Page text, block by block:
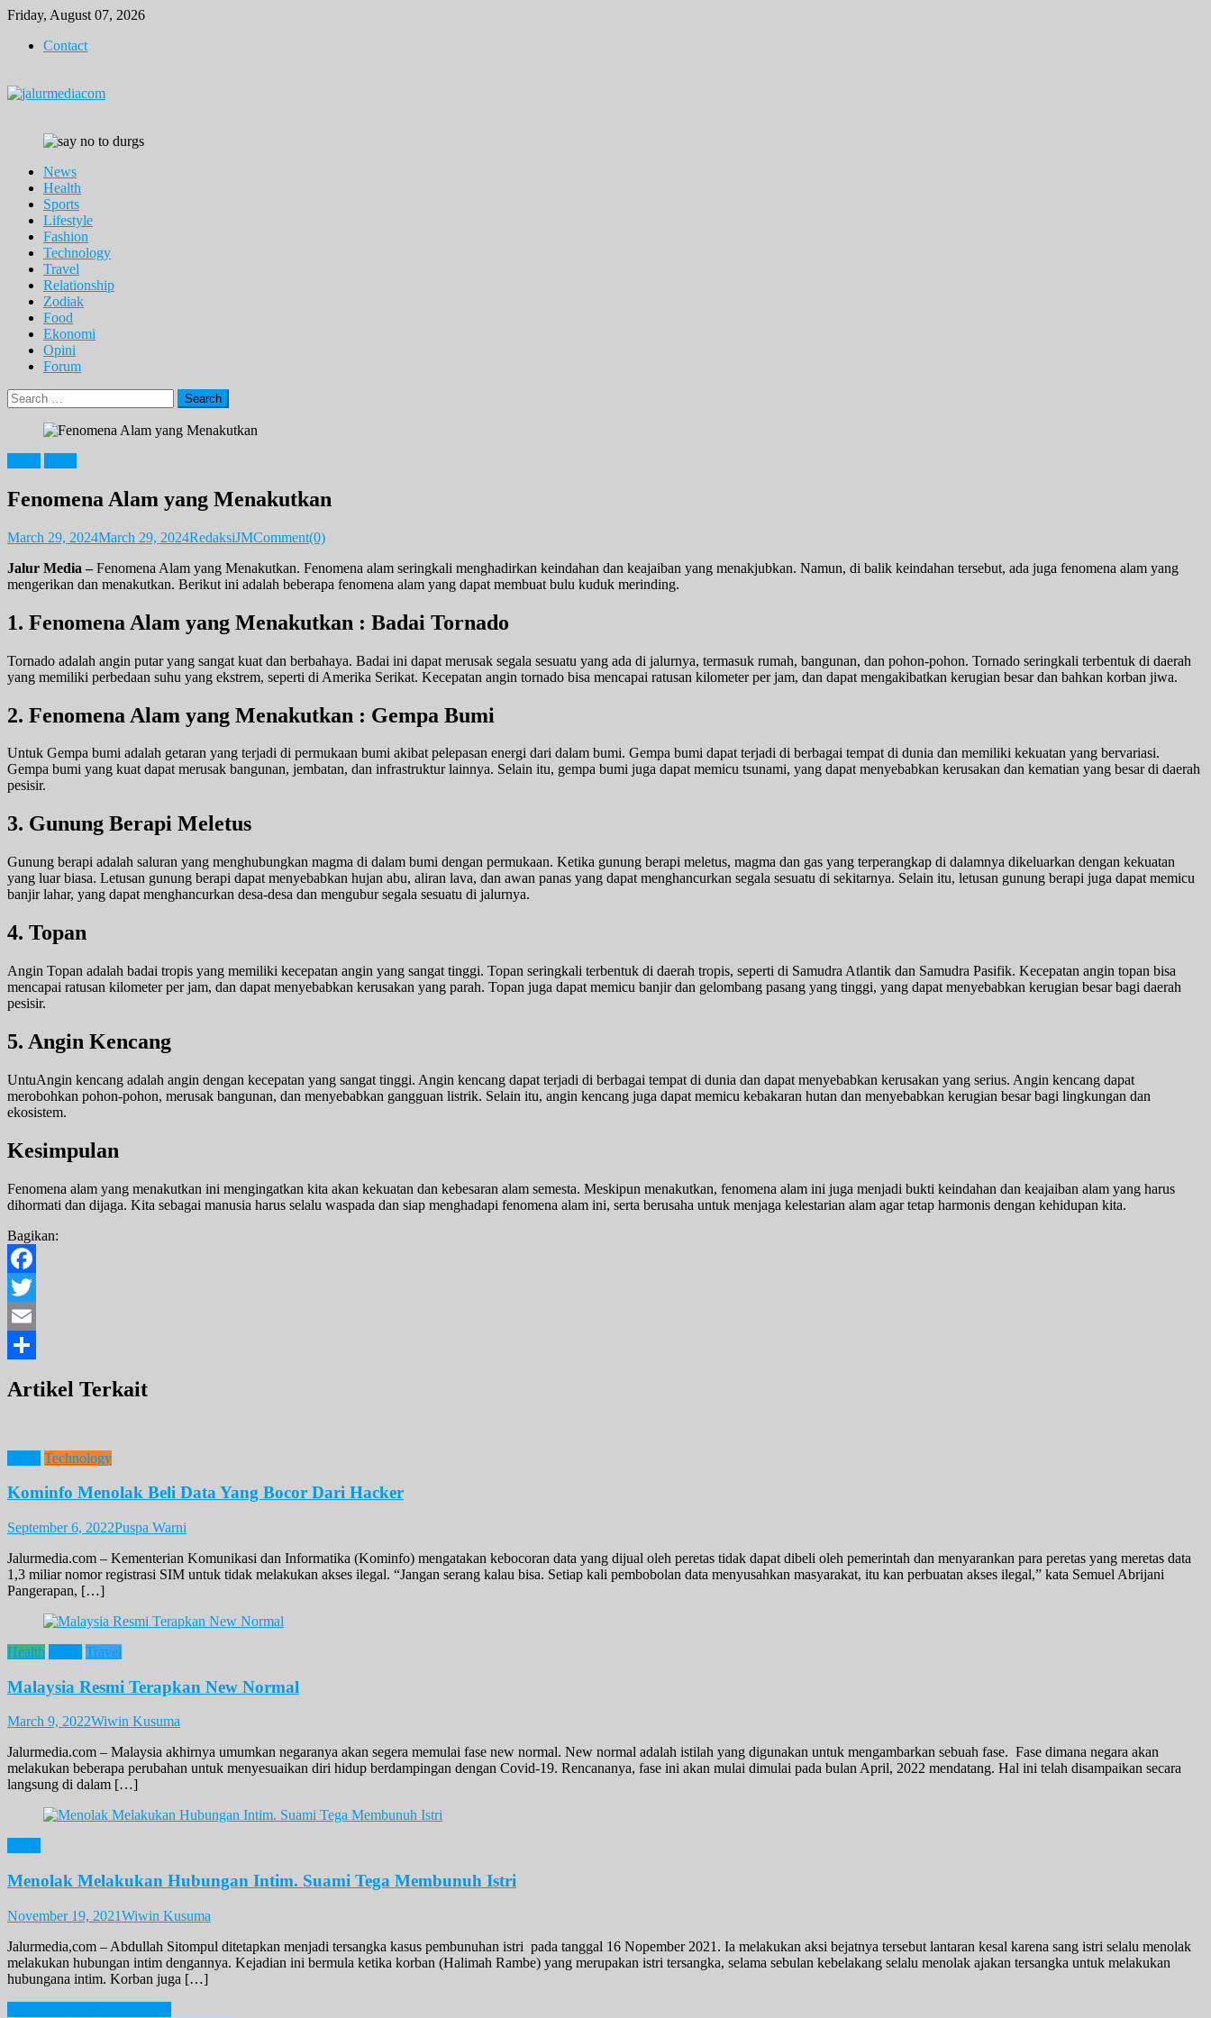
Skip
content
Friday, August 07, 2026
Contact
News
Health
Sports
Lifestyle
Fashion
Technology
Travel
Relationship
Zodiak
Food
Ekonomi
Opini
Forum
Search
for:
Fenomena Alam yang Menakutkan
March 29, 2024March 29, 2024RedaksiJMComment(0)
Jalur Media – Fenomena Alam yang Menakutkan. Fenomena alam seringkali menghadirkan keindahan dan keajaiban yang menakjubkan. Namun, di balik keindahan tersebut, ada juga fenomena alam yang
mengerikan dan menakutkan. Berikut ini adalah beberapa fenomena alam yang dapat membuat bulu kuduk merinding.
1. Fenomena Alam yang Menakutkan : Badai Tornado
Tornado adalah angin putar yang sangat kuat dan berbahaya. Badai ini dapat merusak segala sesuatu yang ada di jalurnya, termasuk rumah, bangunan, dan pohon-pohon. Tornado seringkali terbentuk di daerah
yang memiliki perbedaan suhu yang ekstrem, seperti di Amerika Serikat. Kecepatan angin tornado bisa mencapai ratusan kilometer per jam, dan dapat mengakibatkan kerugian besar dan bahkan korban jiwa.
2. Fenomena Alam yang Menakutkan : Gempa Bumi
Untuk Gempa bumi adalah getaran yang terjadi di permukaan bumi akibat pelepasan energi dari dalam bumi. Gempa bumi dapat terjadi di berbagai tempat di dunia dan memiliki kekuatan yang bervariasi.
Gempa bumi yang kuat dapat merusak bangunan, jembatan, dan infrastruktur lainnya. Selain itu, gempa bumi juga dapat memicu tsunami, yang dapat menyebabkan kerusakan dan kematian yang besar di daerah
pesisir.
3. Gunung Berapi Meletus
Gunung berapi adalah saluran yang menghubungkan magma di dalam bumi dengan permukaan. Ketika gunung berapi meletus, magma dan gas yang terperangkap di dalamnya dikeluarkan dengan kekuatan
yang luar biasa. Letusan gunung berapi dapat menyebabkan hujan abu, aliran lava, dan awan panas yang dapat menghancurkan segala sesuatu di sekitarnya. Selain itu, letusan gunung berapi juga dapat memicu
banjir lahar, yang dapat menghancurkan desa-desa dan mengubur segala sesuatu di jalurnya.
4. Topan
Angin Topan adalah badai tropis yang memiliki kecepatan angin yang sangat tinggi. Topan seringkali terbentuk di daerah tropis, seperti di Samudra Atlantik dan Samudra Pasifik. Kecepatan angin topan bisa
mencapai ratusan kilometer per jam, dan dapat menyebabkan kerusakan yang parah. Topan juga dapat memicu banjir dan gelombang pasang yang tinggi, yang dapat menyebabkan kerugian besar bagi daerah
pesisir.
5. Angin Kencang
UntuAngin kencang adalah angin dengan kecepatan yang sangat tinggi. Angin kencang dapat terjadi di berbagai tempat di dunia dan dapat menyebabkan kerusakan yang serius. Angin kencang dapat
merobohkan pohon-pohon, merusak bangunan, dan menyebabkan gangguan listrik. Selain itu, angin kencang juga dapat memicu kebakaran hutan dan menyebabkan kerugian besar bagi lingkungan dan
ekosistem.
Kesimpulan
Fenomena alam yang menakutkan ini mengingatkan kita akan kekuatan dan kebesaran alam semesta. Meskipun menakutkan, fenomena alam ini juga menjadi bukti keindahan dan keajaiban alam yang harus
dihormati dan dijaga. Kita sebagai manusia harus selalu waspada dan siap menghadapi fenomena alam ini, serta berusaha untuk menjaga kelestarian alam agar tetap harmonis dengan kehidupan kita.
Bagikan:
Facebook
Twitter
Email
Artikel Terkait
Technology
Kominfo Menolak Beli Data Yang Bocor Dari Hacker
September 6, 2022Puspa Warni
Jalurmedia.com – Kementerian Komunikasi dan Informatika (Kominfo) mengatakan kebocoran data yang dijual oleh peretas tidak dapat dibeli oleh pemerintah dan menyarankan para peretas yang meretas data
1,3 miliar nomor registrasi SIM untuk tidak melakukan akses ilegal. “Jangan serang kalau bisa. Setiap kali pembobolan data menyusahkan masyarakat, itu kan perbuatan akses ilegal,” kata Semuel Abrijani
Pangerapan, […]
Health Travel
Malaysia Resmi Terapkan New Normal
March 9, 2022Wiwin Kusuma
Jalurmedia.com – Malaysia akhirnya umumkan negaranya akan segera memulai fase new normal. New normal adalah istilah yang digunakan untuk mengambarkan sebuah fase. Fase dimana negara akan
melakukan beberapa perubahan untuk menyesuaikan diri hidup berdampingan dengan Covid-19. Rencananya, fase ini akan mulai dimulai pada bulan April, 2022 mendatang. Hal ini telah disampaikan secara
langsung di dalam […]
Menolak Melakukan Hubungan Intim. Suami Tega Membunuh Istri
November 19, 2021Wiwin Kusuma
Jalurmedia,com – Abdullah Sitompul ditetapkan menjadi tersangka kasus pembunuhan istri pada tanggal 16 Nopember 2021. Ia melakukan aksi bejatnya tersebut lantaran kesal karena sang istri selalu menolak
melakukan hubungan intim dengannya. Kejadian ini bermula ketika korban (Halimah Rambe) yang merupakan istri tersangka, selama sebulan kebelakang selalu menolak ajakan tersangka untuk melakukan
hubungana intim. Korban juga […]
Post